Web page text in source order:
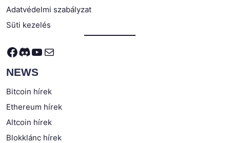
Adatvédelmi szabályzat
Süti kezelés
Facebook
Discord
YouTube
Mail
NEWS
Bitcoin hírek
Ethereum hírek
Altcoin hírek
Blokklánc hírek